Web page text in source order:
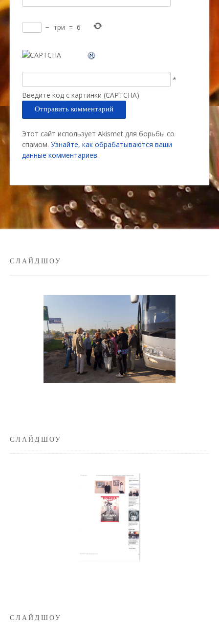
− три = 6
Введите код с картинки (CAPTCHA)
*
Этот сайт использует Akismet для борьбы со
спамом. Узнайте, как обрабатываются ваши
данные комментариев.
СЛАЙДШОУ
СЛАЙДШОУ
СЛАЙДШОУ